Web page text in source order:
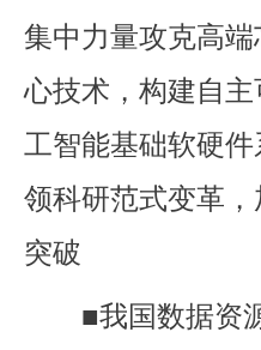
集中力量攻克高
心技术，构建自
工智能基础软硬件
领科研范式变革
突破
■我国数据资源